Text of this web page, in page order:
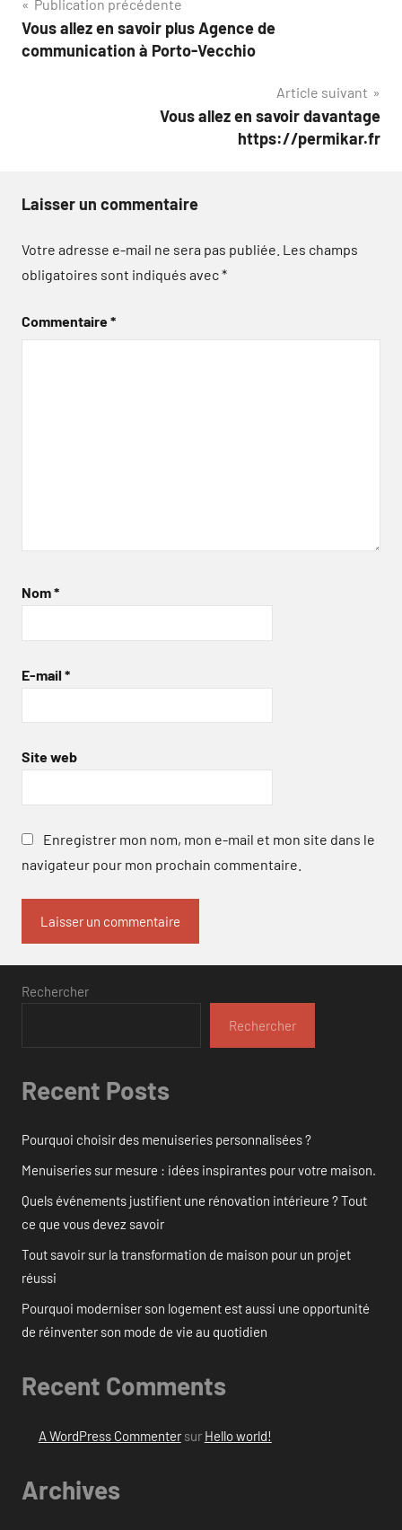
Navigation
de
Publication précédente
Vous allez en savoir plus Agence de
communication à Porto-Vecchio
Article suivant
Vous allez en savoir davantage
https://permikar.fr
Laisser un commentaire
Votre adresse e-mail ne sera pas publiée. Les champs
obligatoires sont indiqués avec*
Commentaire*
Nom*
E-mail *
Site web
Enregistrer mon nom, mon e-mail et mon site dans le
navigateur pour mon prochain commentaire.
Rechercher
Rechercher
Recent Posts
Pourquoi choisir des menuiseries personnalisées ?
Menuiseries sur mesure : idées inspirantes pour votre maison.
Quels événements justifient une rénovation intérieure ? Tout
ce que vous devez savoir
Tout savoir sur la transformation de maison pour un projet
réussi
Pourquoi moderniser son logement est aussi une opportunité
de réinventer son mode de vie au quotidien
Recent Comments
A WordPress Commentersur Hello world!
Archives